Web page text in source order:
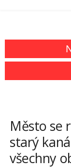
Město se
starý
všechny